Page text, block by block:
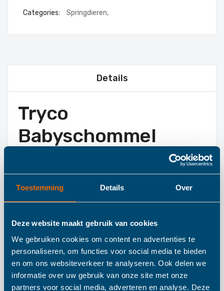
Toestemming Details Over
Deze website maakt gebruik van cookies
We gebruiken cookies om content en advertenties te
personaliseren, om functies voor social media te bieden
en om ons websiteverkeer te analyseren. Ook delen we
informatie over uw gebruik van onze site met onze
partners voor social media, adverteren en analyse. Deze
Categories: Springdieren,
Details
Tryco
Babyschommel
Devina Deluxe Zwart
De Tryco Devina Deluxe babyswing wiegt uw kindje rustig
uit een luchtdoorlatende mesh stof en heeft een zacht
kussentje, de 5-punts veiligheidsgordel zorgt ervoor dat
uw kindje altijd veilig vast zit. Er zijn 5 verschillende
snelheden instelbaar en met de timerfunctie (8, 15 of 30
minuten) bepaal je zelf hoelang je uw kindje wil wiegen.